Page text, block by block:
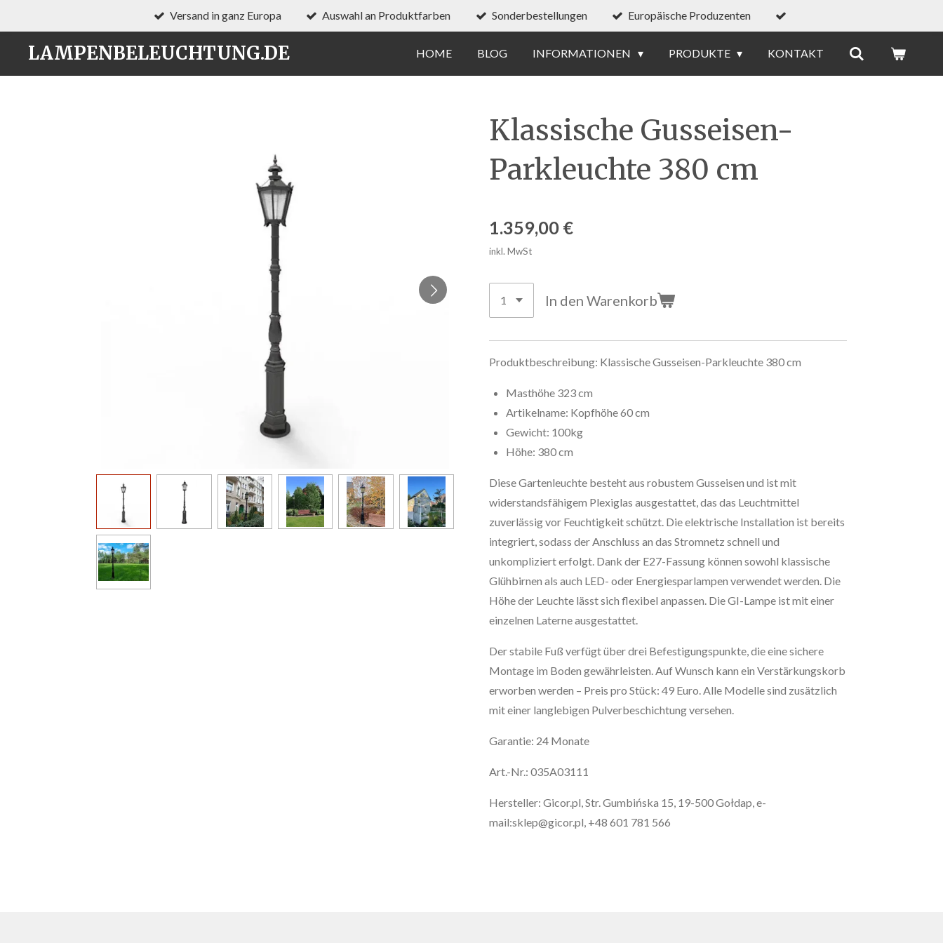
Hauptinhalt
springen
Versand in ganz Europa Auswahl an Produktfarben Sonderbestellungen Europäische Produzenten
LAMPENBELEUCHTUNG.DE HOME BLOG INFORMATIONEN PRODUKTE KONTAKT
Klassische Gusseisen-
Parkleuchte 380 cm
1.359,00 €
inkl. MwSt
In den Warenkorb
Produktbeschreibung: Klassische Gusseisen-Parkleuchte 380 cm
Masthöhe 323 cm
Artikelname: Kopfhöhe 60 cm
Gewicht: 100kg
Höhe: 380 cm
Diese Gartenleuchte besteht aus robustem Gusseisen und ist mit
widerstandsfähigem Plexiglas ausgestattet, das das Leuchtmittel
zuverlässig vor Feuchtigkeit schützt. Die elektrische Installation ist bereits
integriert, sodass der Anschluss an das Stromnetz schnell und
unkompliziert erfolgt. Dank der E27-Fassung können sowohl klassische
Glühbirnen als auch LED- oder Energiesparlampen verwendet werden. Die
Höhe der Leuchte lässt sich flexibel anpassen. Die GI-Lampe ist mit einer
einzelnen Laterne ausgestattet.
Der stabile Fuß verfügt über drei Befestigungspunkte, die eine sichere
Montage im Boden gewährleisten. Auf Wunsch kann ein Verstärkungskorb
erworben werden – Preis pro Stück: 49 Euro. Alle Modelle sind zusätzlich
mit einer langlebigen Pulverbeschichtung versehen.
Garantie: 24 Monate
Art.-Nr.: 035A03111
Hersteller: Gicor.pl, Str. Gumbińska 15, 19-500 Gołdap, e-
mail:sklep@gicor.pl, +48 601 781 566